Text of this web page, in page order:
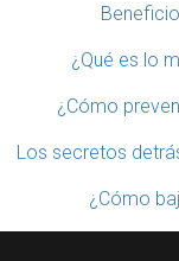
¿Qué es lo
¿Cómo
Los secretos
¿Cómo